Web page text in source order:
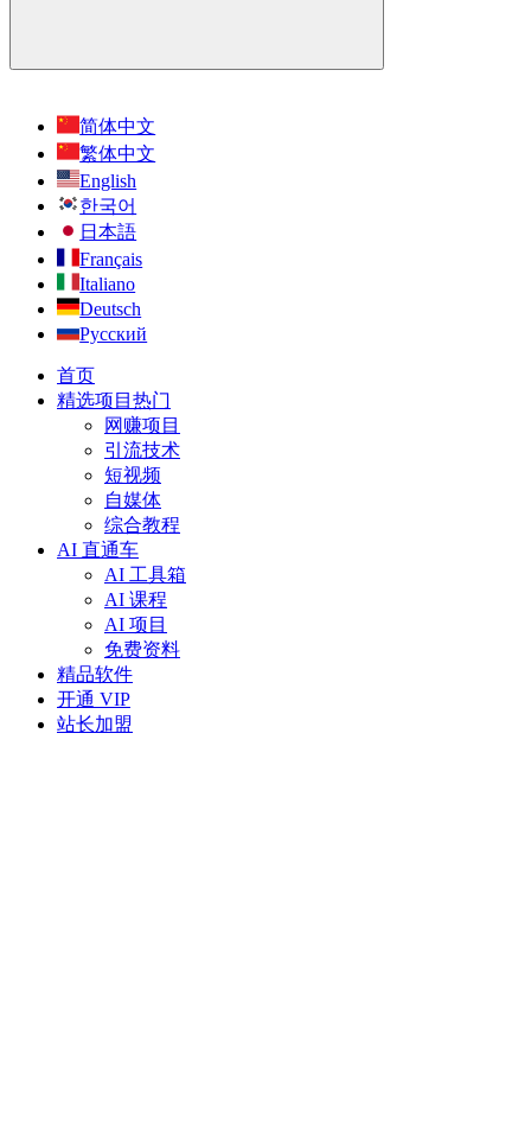
简体中文
繁体中文
English
한국어
日本語
Français
Italiano
Deutsch
Русский
首页
精选项目 热门
网赚项目
引流技术
短视频
自媒体
综合教程
AI 直通车
AI 工具箱
AI 课程
AI 项目
免费资料
精品软件
开通 VIP
站长加盟